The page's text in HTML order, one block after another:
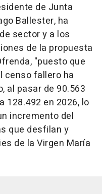
de Junta
Ballester, ha
sector y a los
de la propuesta
"puesto que
censo fallero ha
al pasar de 90.563
128.492 en 2026, lo
incremento del
que desfilan y
de la Virgen María